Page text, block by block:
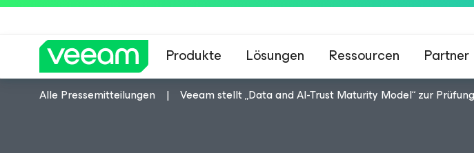
Produkte Lösungen Ressourcen Partner
Alle Pressemitteilungen Veeam stellt „Data and AI-Trust Maturity Model“ zur